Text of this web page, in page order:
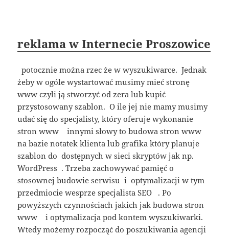
reklama w Internecie Proszowice
potocznie można rzec że w wyszukiwarce. Jednak
żeby w ogóle wystartować musimy mieć stronę
www czyli ją stworzyć od zera lub kupić
przystosowany szablon. O ile jej nie mamy musimy
udać się do specjalisty, który oferuje wykonanie
stron www innymi słowy to budowa stron www
na bazie notatek klienta lub grafika który planuje
szablon do dostępnych w sieci skryptów jak np.
WordPress . Trzeba zachowywać pamięć o
stosownej budowie serwisu i optymalizacji w tym
przedmiocie wesprze specjalista SEO . Po
powyższych czynnościach jakich jak budowa stron
www i optymalizacja pod kontem wyszukiwarki.
Wtedy możemy rozpocząć do poszukiwania agencji